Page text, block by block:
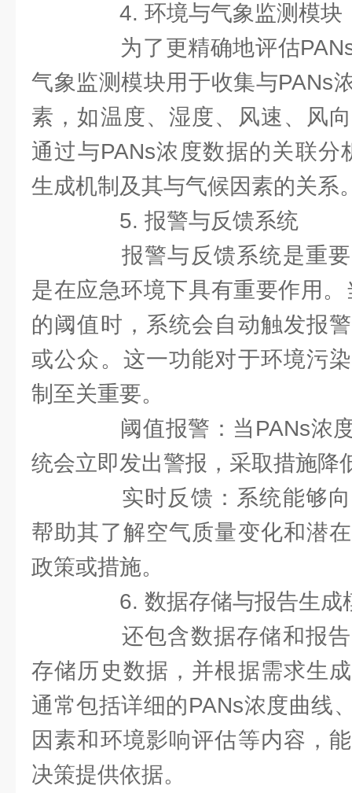
4. 环境与气象监测模块
为了更精确地评估PANs
气象监测模块用于收集与PANs
素，如温度、湿度、风速、风
通过与PANs浓度数据的关联分
生成机制及其与气候因素的关系
5. 报警与反馈系统
报警与反馈系统是重要
是在应急环境下具有重要作用
的阈值时，系统会自动触发报
或公众。这一功能对于环境污
制至关重要。
阈值报警：当PANs浓度
统会立即发出警报，采取措施降
实时反馈：系统能够向
帮助其了解空气质量变化和潜
政策或措施。
6. 数据存储与报告生成
还包含数据存储和报告
存储历史数据，并根据需求生
通常包括详细的PANs浓度曲线
因素和环境影响评估等内容，
决策提供依据。